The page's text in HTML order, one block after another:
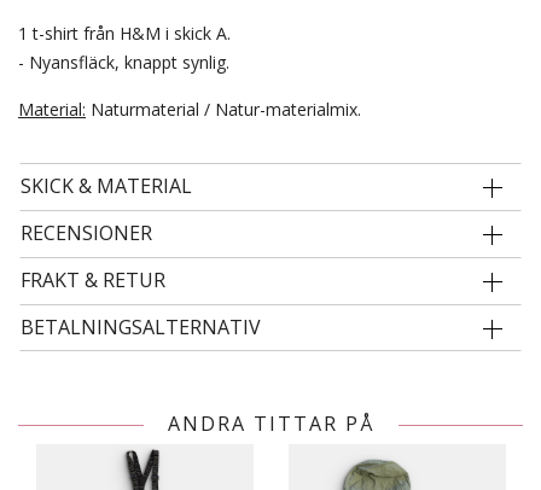
1 t-shirt från H&M i skick A.
- Nyansfläck, knappt synlig.
Material: Naturmaterial / Natur-materialmix.
SKICK & MATERIAL
RECENSIONER
FRAKT & RETUR
BETALNINGSALTERNATIV
ANDRA TITTAR PÅ